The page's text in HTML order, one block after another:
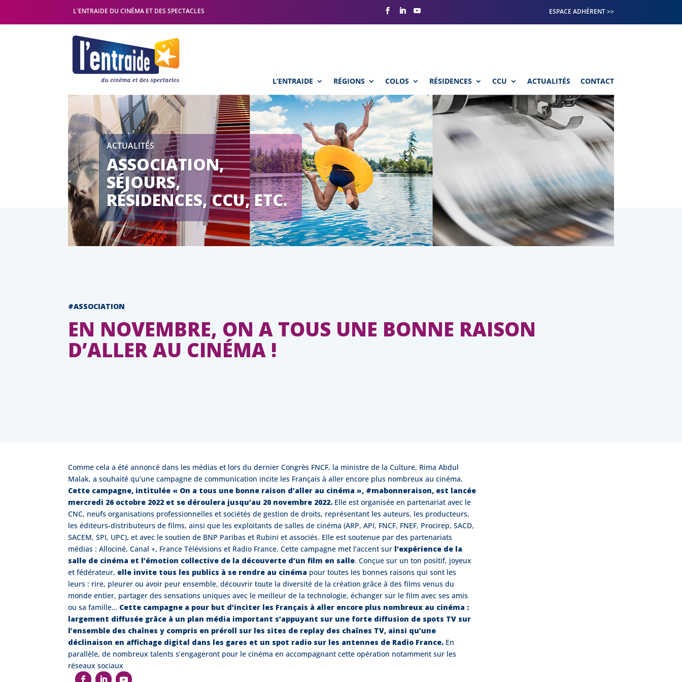
L'ENTRAIDE DU CINÉMA ET DES SPECTACLES ESPACE ADHÉRENT >>
L’ENTRAIDE RÉGIONS COLOS RÉSIDENCES CCU ACTUALITÉS CONTACT
ACTUALITÉS
ASSOCIATION,
SÉJOURS,
RÉSIDENCES, CCU, ETC.
#ASSOCIATION
EN NOVEMBRE, ON A TOUS UNE BONNE RAISON
D’ALLER AU CINÉMA !
Comme cela a été annoncé dans les médias et lors du dernier Congrès FNCF, la ministre de la Culture, Rima Abdul
Malak, a souhaité qu’une campagne de communication incite les Français à aller encore plus nombreux au cinéma.
Cette campagne, intitulée « On a tous une bonne raison d’aller au cinéma », #mabonneraison, est lancée
mercredi 26 octobre 2022 et se déroulera jusqu’au 20 novembre 2022. Elle est organisée en partenariat avec le
CNC, neufs organisations professionnelles et sociétés de gestion de droits, représentant les auteurs, les producteurs,
les éditeurs-distributeurs de films, ainsi que les exploitants de salles de cinéma (ARP, API, FNCF, FNEF, Procirep, SACD,
SACEM, SPI, UPC), et avec le soutien de BNP Paribas et Rubini et associés. Elle est soutenue par des partenariats
médias : Allociné, Canal +, France Télévisions et Radio France. Cette campagne met l’accent sur l’expérience de la
salle de cinéma et l’émotion collective de la découverte d’un film en salle. Conçue sur un ton positif, joyeux
et fédérateur, elle invite tous les publics à se rendre au cinéma pour toutes les bonnes raisons qui sont les
leurs : rire, pleurer ou avoir peur ensemble, découvrir toute la diversité de la création grâce à des films venus du
monde entier, partager des sensations uniques avec le meilleur de la technologie, échanger sur le film avec ses amis
ou sa famille… Cette campagne a pour but d’inciter les Français à aller encore plus nombreux au cinéma :
largement diffusée grâce à un plan média important s’appuyant sur une forte diffusion de spots TV sur
l’ensemble des chaînes y compris en préroll sur les sites de replay des chaînes TV, ainsi qu’une
déclinaison en affichage digital dans les gares et un spot radio sur les antennes de Radio France. En
parallèle, de nombreux talents s’engageront pour le cinéma en accompagnant cette opération notamment sur les
réseaux sociaux